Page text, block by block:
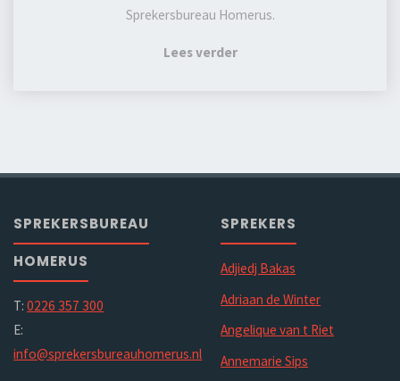
Sprekersbureau Homerus.
Lees verder
SPREKERSBUREAU
HOMERUS
T:0226 357 300
E:
info@sprekersbureauhomerus.nl
SPREKERS
Adjiedj Bakas
Adriaan de Winter
Angelique van t Riet
Annemarie Sips